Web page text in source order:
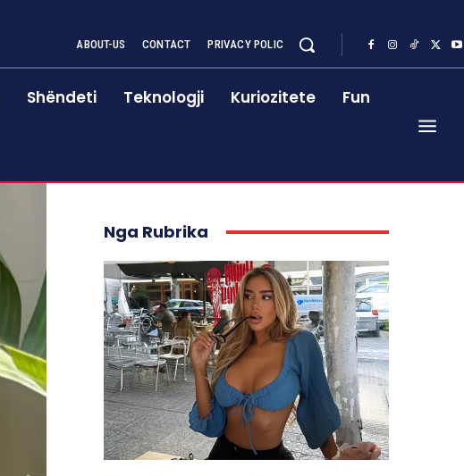
ABOUT-US CONTACT PRIVACY POLIC
Shëndeti Teknologji Kuriozitete Fun
Nga Rubrika